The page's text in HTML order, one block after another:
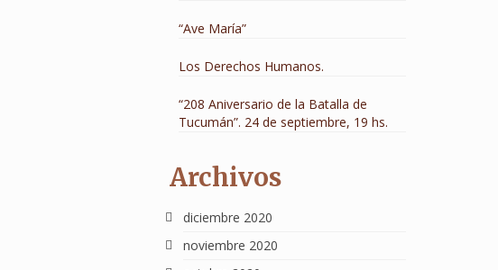
“Ave María”
Los Derechos Humanos.
“208 Aniversario de la Batalla de
Tucumán”. 24 de septiembre, 19 hs.
Archivos
diciembre 2020
noviembre 2020